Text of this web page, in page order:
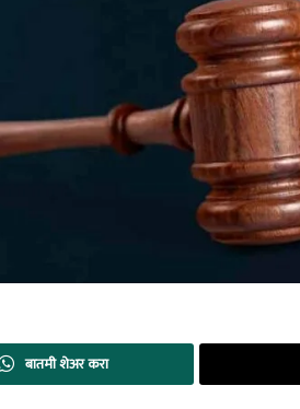
बातमी शेअर करा